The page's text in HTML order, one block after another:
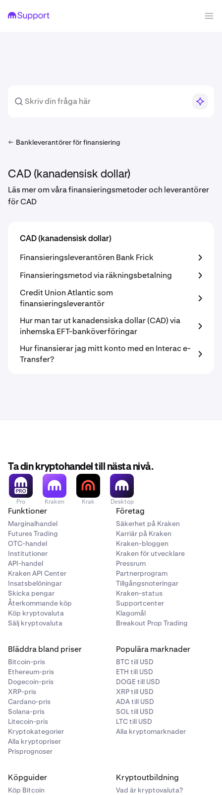
Bankleverantörer för finansiering
CAD (kanadensisk dollar)
Läs mer om våra finansieringsmetoder och leverantörer
för CAD
CAD (kanadensisk dollar)
Finansieringsleverantören Bank Frick
Finansieringsmetod via räkningsbetalning
Credit Union Atlantic som
finansieringsleverantör
Hur man tar ut kanadensiska dollar (CAD) via
inhemska EFT-banköverföringar
Hur finansierar jag mitt konto med en Interac e-
Transfer?
Ta din kryptohandel till nästa nivå.
Pro Kraken Krak Desktop
Funktioner
Marginalhandel
Futures Trading
OTC-handel
Institutioner
API-handel
Kraken API Center
Insatsbelöningar
Skicka pengar
Återkommande köp
Köp kryptovaluta
Sälj kryptovaluta
Företag
Säkerhet på Kraken
Karriär på Kraken
Kraken-bloggen
Kraken för utvecklare
Pressrum
Partnerprogram
Tillgångsnoteringar
Kraken-status
Supportcenter
Klagomål
Breakout Prop Trading
Bläddra bland priser
Bitcoin-pris
Ethereum-pris
Dogecoin-pris
XRP-pris
Cardano-pris
Solana-pris
Litecoin-pris
Kryptokategorier
Alla kryptopriser
Prisprognoser
Populära marknader
BTC till USD
ETH till USD
DOGE till USD
XRP till USD
ADA till USD
SOL till USD
LTC till USD
Alla kryptomarknader
Köpguider
Köp Bitcoin
Kryptoutbildning
Vad är kryptovaluta?